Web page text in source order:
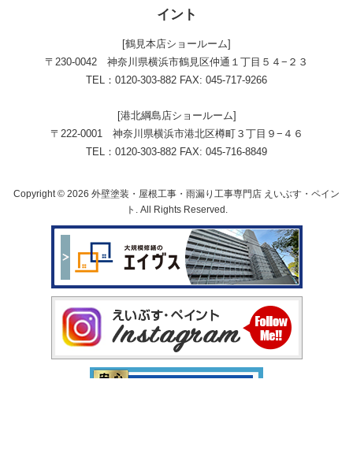
イント
[鶴見本店ショールーム]
〒230-0042 神奈川県横浜市鶴見区仲通１丁目５４−２３
TEL：0120-303-882 FAX: 045-717-9266
[港北綱島店ショールーム]
〒222-0001 神奈川県横浜市港北区樽町３丁目９−４６
TEL：0120-303-882 FAX: 045-716-8849
Copyright © 2026 外壁塗装・屋根工事・雨漏り工事専門店 えいぶす・ペイン
ト. All Rights Reserved.